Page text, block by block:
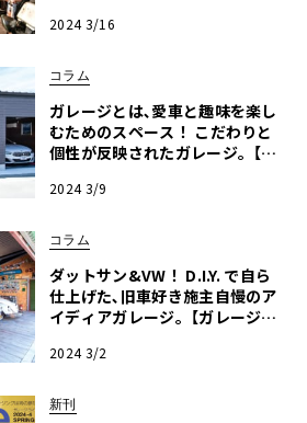
2024 3/16
コラム
ガレージとは､愛車と趣味を楽し
むためのスペース！ こだわりと
個性が反映されたガレージ｡【ガ
2024 3/9
コラム
ダットサン&VW！ D.I.Y. で自ら
仕上げた､旧車好き施主自慢のア
イディアガレージ｡【ガレージラ
2024 3/2
新刊